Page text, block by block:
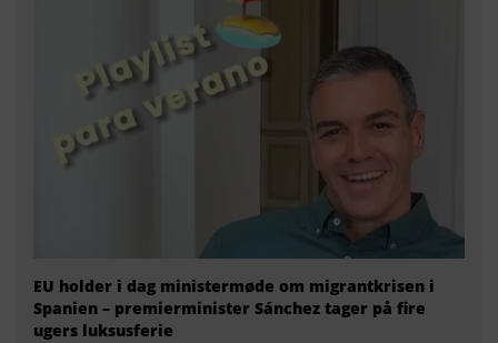
EU holder i dag ministermøde om migrantkrisen i
Spanien – premierminister Sánchez tager på fire
ugers luksusferie